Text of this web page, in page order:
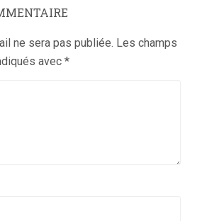
ne sera pas publiée. Les champs
avec *